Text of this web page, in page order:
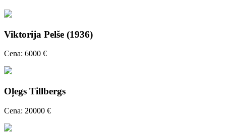
Viktorija Pelše (1936)
Cena: 6000 €
Oļegs Tillbergs
Cena: 20000 €